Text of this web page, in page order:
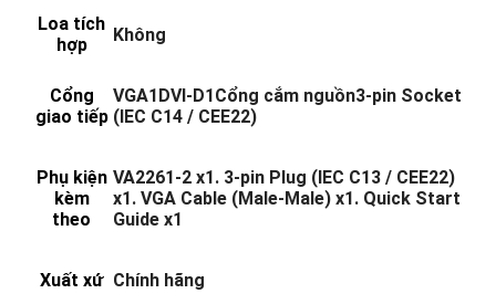
Loa tích
hợp
Không
Cổng
giao tiếp
VGA1DVI-D1Cổng cắm nguồn3-pin Socket
(IEC C14 / CEE22)
Phụ kiện
kèm
theo
VA2261-2 x1. 3-pin Plug (IEC C13 / CEE22)
x1. VGA Cable (Male-Male) x1. Quick Start
Guide x1
Xuất xứ Chính hãng